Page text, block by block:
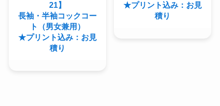
21】
長袖・半袖コックコー
ト（男女兼用）
★プリント込み：お見
積り
★プリント込み：お見
積り